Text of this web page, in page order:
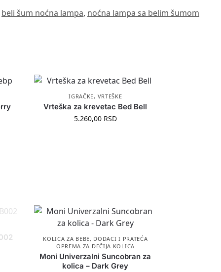
beli šum noćna lampa, noćna lampa sa belim šumom
IGRAČKE, VRTEŠKE
Vrteška za krevetac Bed Bell
5.260,00 RSD
KOLICA ZA BEBE, DODACI I PRATEĆA
OPREMA ZA DEČIJA KOLICA
Moni Univerzalni Suncobran za
kolica – Dark Grey